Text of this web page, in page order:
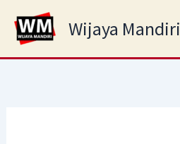
content
Wijaya Mandiri